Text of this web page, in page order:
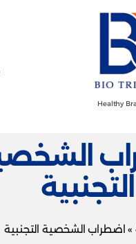
Healthy
التجنبية
» اضطراب الشخصية التجنبية